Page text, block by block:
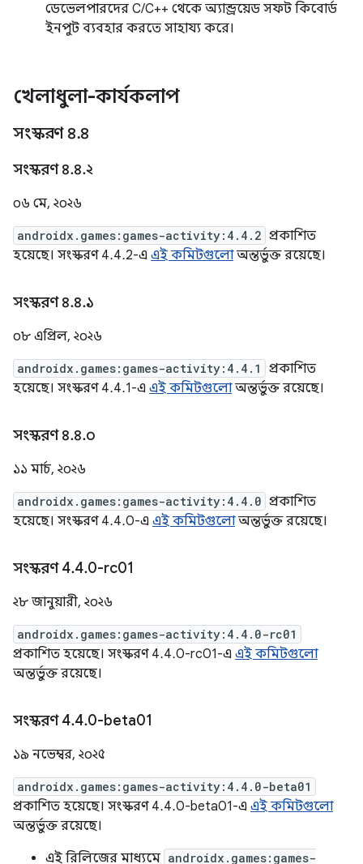
ডেভেলপারদের C/C++ থেকে অ্যান্ড্রয়েড সফট কিবোর্ড
ইনপুট ব্যবহার করতে সাহায্য করে।
খেলাধুলা-কার্যকলাপ
সংস্করণ ৪.৪
সংস্করণ ৪.৪.২
০৬ মে, ২০২৬
androidx.games:games-activity:4.4.2 প্রকাশিত
হয়েছে। সংস্করণ 4.4.2-এ এই কমিটগুলোঅন্তর্ভুক্ত রয়েছে।
সংস্করণ ৪.৪.১
০৮ এপ্রিল, ২০২৬
androidx.games:games-activity:4.4.1
প্রকাশিত
হয়েছে। সংস্করণ 4.4.1-এ এই কমিটগুলোঅন্তর্ভুক্ত রয়েছে।
সংস্করণ ৪.৪.০
১১ মার্চ, ২০২৬
androidx.games:games-activity:4.4.0 প্রকাশিত
হয়েছে। সংস্করণ 4.4.0-এ এই কমিটগুলোঅন্তর্ভুক্ত রয়েছে।
সংস্করণ 4.4.0-rc01
২৮ জানুয়ারী, ২০২৬
androidx.games:games-activity:4.4.0-rc01
প্রকাশিত হয়েছে। সংস্করণ 4.4.0-rc01-এ এই কমিটগুলো
অন্তর্ভুক্ত রয়েছে।
সংস্করণ 4.4.0-beta01
১৯ নভেম্বর, ২০২৫
androidx.games:games-activity:4.4.0-beta01
প্রকাশিত হয়েছে। সংস্করণ 4.4.0-beta01-এ এই কমিটগুলো
অন্তর্ভুক্ত রয়েছে।
এই রিলিজের মাধ্যমে androidx.games:games-